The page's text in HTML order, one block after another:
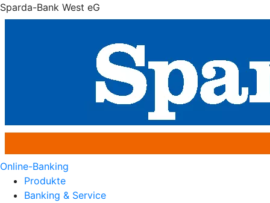
Sparda-Bank West eG
Online-Banking
Produkte
Banking & Service